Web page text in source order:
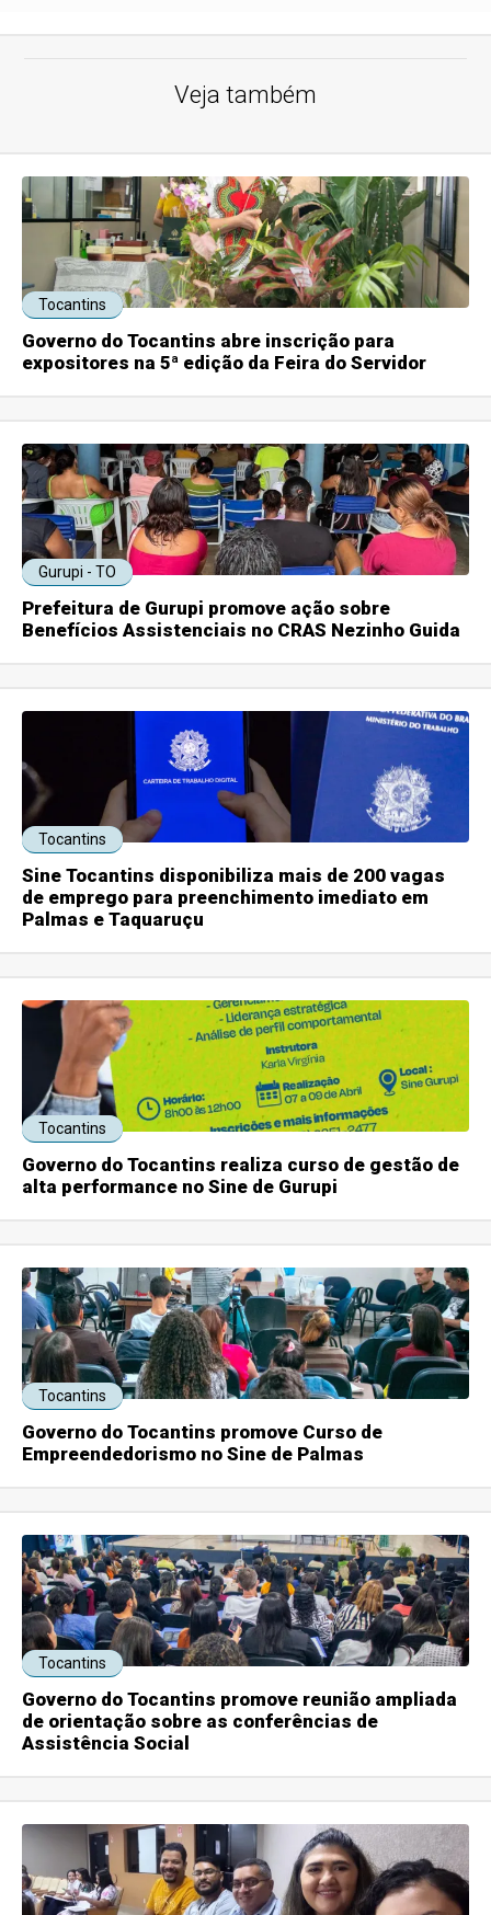
Veja também
Tocantins
Governo do Tocantins abre inscrição para
expositores na 5ª edição da Feira do Servidor
Gurupi - TO
Prefeitura de Gurupi promove ação sobre
Benefícios Assistenciais no CRAS Nezinho Guida
Tocantins
Sine Tocantins disponibiliza mais de 200 vagas
de emprego para preenchimento imediato em
Palmas e Taquaruçu
Tocantins
Governo do Tocantins realiza curso de gestão de
alta performance no Sine de Gurupi
Tocantins
Governo do Tocantins promove Curso de
Empreendedorismo no Sine de Palmas
Tocantins
Governo do Tocantins promove reunião ampliada
de orientação sobre as conferências de
Assistência Social